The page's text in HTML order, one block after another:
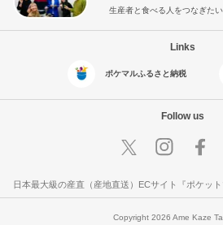
生産者と食べる人をつなぎたい
Links
ポケマルふるさと納税
Follow us
日本最大級の産直（産地直送）ECサイト『ポケッ
Copyright 2026 Ame Kaze